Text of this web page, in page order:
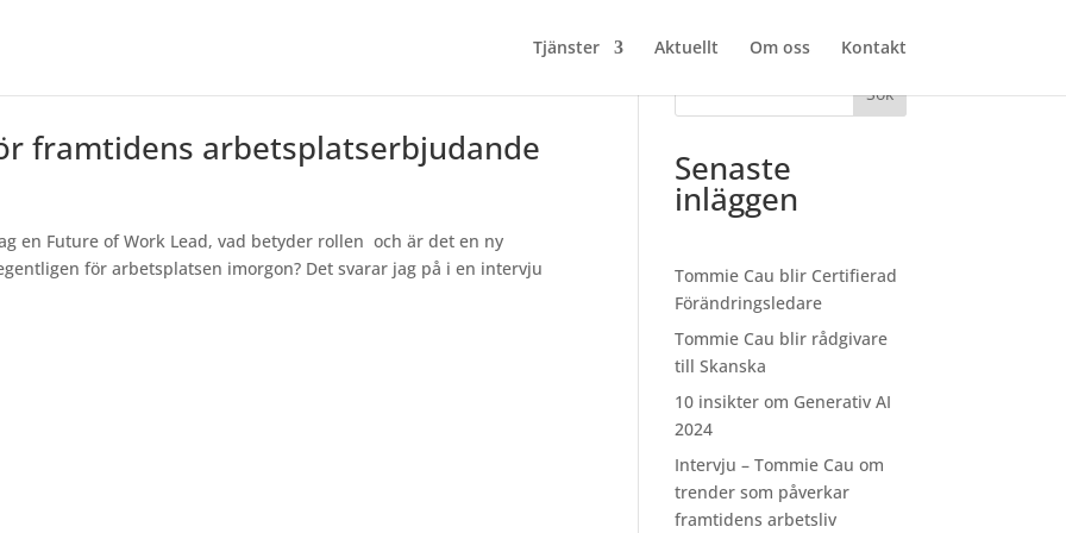
Tjänster Aktuellt Om oss Kontakt
framtidens arbetsplatserbjudande
en Future of Work Lead, vad betyder rollen och är det en ny
för arbetsplatsen imorgon? Det svarar jag på i en intervju
Sök
Senaste
inläggen
Tommie Cau blir Certifierad
Förändringsledare
Tommie Cau blir rådgivare
till Skanska
10 insikter om Generativ AI
2024
Intervju – Tommie Cau om
trender som påverkar
framtidens arbetsliv